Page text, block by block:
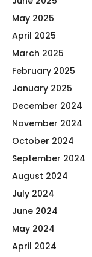
May 2025
April 2025
March 2025
February 2025
January 2025
December 2024
November 2024
October 2024
September 2024
August 2024
July 2024
June 2024
May 2024
April 2024